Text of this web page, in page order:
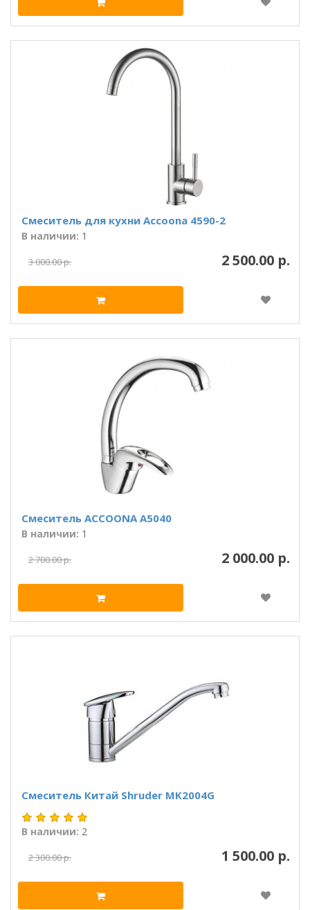
Смеситель для кухни Accoona 4590-2
В наличии: 1
2 500.00 р.
3 000.00 р.
Смеситель ACCOONA A5040
В наличии: 1
2 000.00 р.
2 700.00 р.
Смеситель Китай Shruder MK2004G
В наличии: 2
1 500.00 р.
2 300.00 р.